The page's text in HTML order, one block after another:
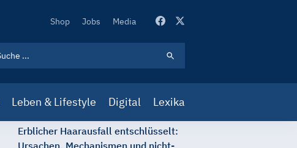
Secondary
Shop Jobs Media
Leben & Lifestyle Digital Lexika
Erblicher Haarausfall entschlüsselt:
Ursachen, Mechanismen und nicht-